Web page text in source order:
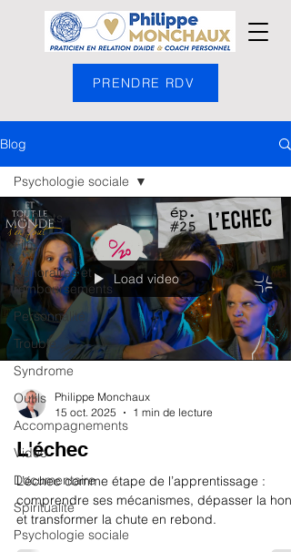
PRENDRE RDV
Blog
All Posts
Film
Honoraires et
remboursements
Personnalité
Trouble
Syndrome
Outils
Accompagnements
Vidéo
Documentaire
Spiritualité
Psychologie sociale
Psychologie sociale
Load video
Philippe Monchaux
15 oct. 2025
1 min de lecture
L'échec
L’échec comme étape de l’apprentissage :
comprendre ses mécanismes, dépasser la
et transformer la chute en rebond.